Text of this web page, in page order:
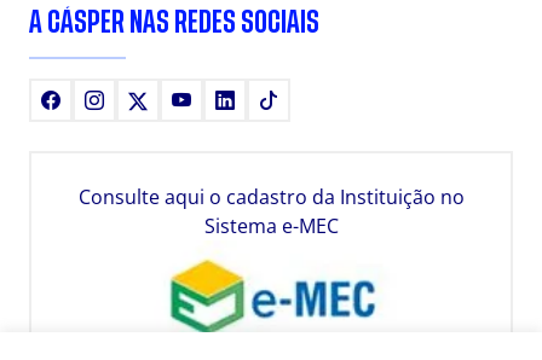
A CÁSPER NAS REDES SOCIAIS
FacebookInstagram YoutubeLinkedIn
Consulte aqui o cadastro da Instituição no
Sistema e-MEC